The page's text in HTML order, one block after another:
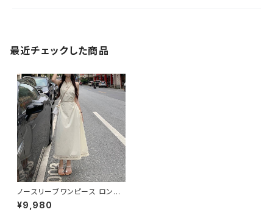
最近チェックした商品
ノースリーブワンピース ロング
ワンピース Aラインワンピース
レディース ワンピース 春夏 秋
¥9,980